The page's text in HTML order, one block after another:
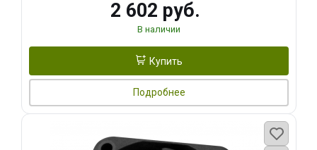
2 602 руб.
В наличии
Купить
Подробнее